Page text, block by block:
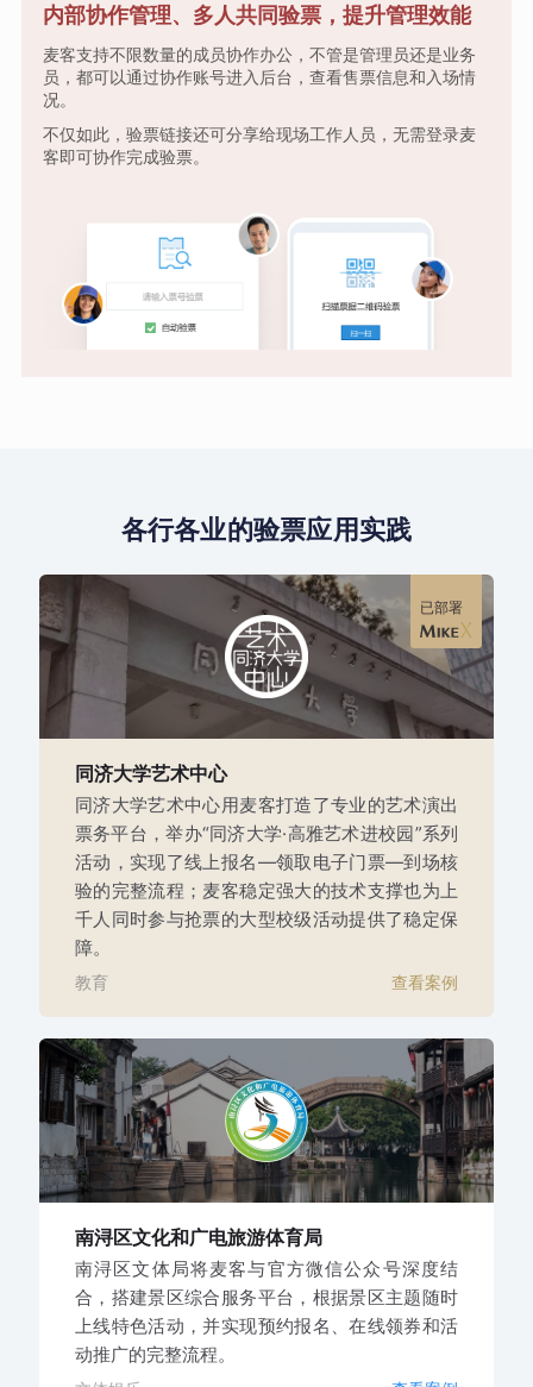
内部协作管理、多人共同验票，提升管理效能
麦客支持不限数量的成员协作办公，不管是管理员还是业务
员，都可以通过协作账号进入后台，查看售票信息和入场情
况。
不仅如此，验票链接还可分享给现场工作人员，无需登录麦
客即可协作完成验票。
各行各业的验票应用实践
已部署
同济大学艺术中心
同济大学艺术中心用麦客打造了专业的艺术演出
票务平台，举办“同济大学·高雅艺术进校园”系列
活动，实现了线上报名—领取电子门票—到场核
验的完整流程；麦客稳定强大的技术支撑也为上
千人同时参与抢票的大型校级活动提供了稳定保
障。
教育 查看案例
南浔区文化和广电旅游体育局
南浔区文体局将麦客与官方微信公众号深度结
合，搭建景区综合服务平台，根据景区主题随时
上线特色活动，并实现预约报名、在线领券和活
动推广的完整流程。